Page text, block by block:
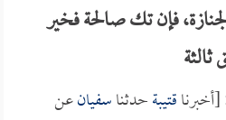
فإن تك صالحة فخير
قتيبةحدثناسفيانعن